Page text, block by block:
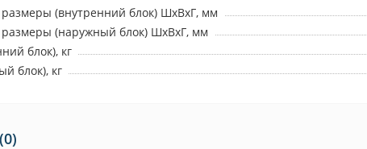
(внутренний блок) ШхВхГ, мм
(наружный блок) ШхВхГ, мм
блок), кг
блок), кг